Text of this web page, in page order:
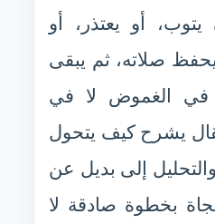
أو يعتذر، أو
صلاته، ثم يبقى
في الغموض لا في
يشرح كيف يتحول
إلى بديل عن
بخطوة صادقة لا